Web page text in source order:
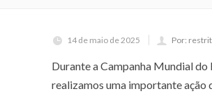
14 de maio de 2025 Por:
Durante a Campanha Mundial do
realizamos uma importante ação